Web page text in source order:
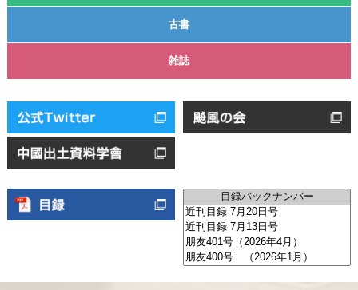
古書
雑誌